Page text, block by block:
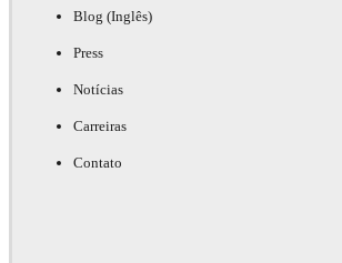
Blog (Inglês)
Press
Notícias
Carreiras
Contato